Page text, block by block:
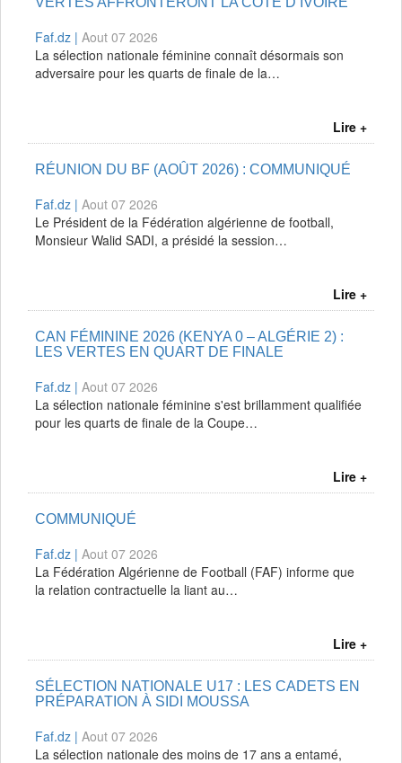
Faf.dz | Aout 07 2026
La sélection nationale féminine connaît désormais son
adversaire pour les quarts de finale de la…
Lire +
RÉUNION DU BF (AOÛT 2026) : COMMUNIQUÉ
Faf.dz | Aout 07 2026
Le Président de la Fédération algérienne de football,
Monsieur Walid SADI, a présidé la session…
Lire +
CAN FÉMININE 2026 (KENYA 0 – ALGÉRIE 2) :
LES VERTES EN QUART DE FINALE
Faf.dz | Aout 07 2026
La sélection nationale féminine s'est brillamment qualifiée
pour les quarts de finale de la Coupe…
Lire +
COMMUNIQUÉ
Faf.dz | Aout 07 2026
La Fédération Algérienne de Football (FAF) informe que
la relation contractuelle la liant au…
Lire +
SÉLECTION NATIONALE U17 : LES CADETS EN
PRÉPARATION À SIDI MOUSSA
Faf.dz | Aout 07 2026
La sélection nationale des moins de 17 ans a entamé,